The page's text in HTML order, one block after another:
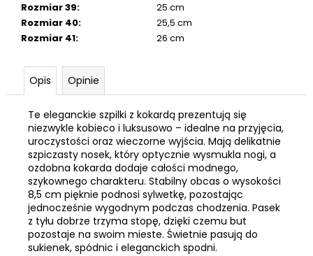
Rozmiar 39:
25 cm
Rozmiar 40:
25,5 cm
Rozmiar 41: 26 cm
Opis Opinie
Te eleganckie szpilki z kokardą prezentują się
niezwykle kobieco i luksusowo – idealne na przyjęcia,
uroczystości oraz wieczorne wyjścia. Mają delikatnie
szpiczasty nosek, który optycznie wysmukla nogi, a
ozdobna kokarda dodaje całości modnego,
szykownego charakteru. Stabilny obcas o wysokości
8,5 cm pięknie podnosi sylwetkę, pozostając
jednocześnie wygodnym podczas chodzenia. Pasek
z tyłu dobrze trzyma stopę, dzięki czemu but
pozostaje na swoim mieste. Świetnie pasują do
sukienek, spódnic i eleganckich spodni.